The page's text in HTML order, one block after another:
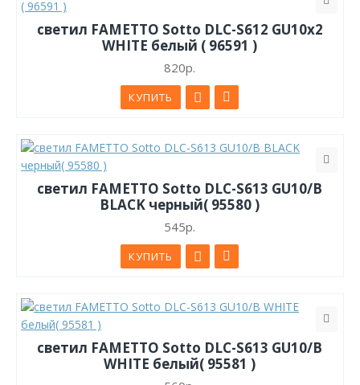
светил FAMETTO Sotto DLC-S612 GU10x2
WHITE белый ( 96591 )
820р.
КУПИТЬ
светил FAMETTO Sotto DLC-S613 GU10/B
BLACK черный( 95580 )
545р.
КУПИТЬ
светил FAMETTO Sotto DLC-S613 GU10/B
WHITE белый( 95581 )